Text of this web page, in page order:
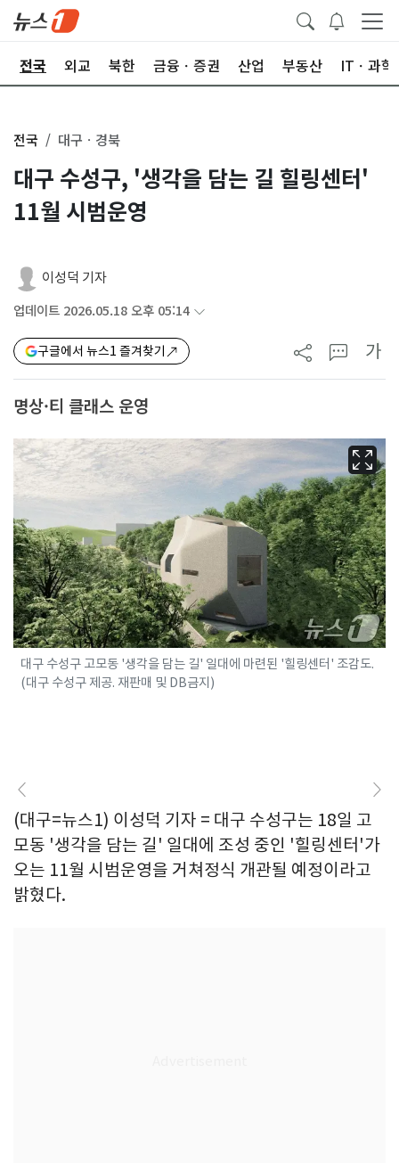
전국 외교 북한 금융ㆍ증권 산업 부동산 ITㆍ과학
전국 대구ㆍ경북
대구 수성구, '생각을 담는 길 힐링센터'
11월 시범운영
이성덕 기자
업데이트 2026.05.18 오후 05:14
구글에서 뉴스1 즐겨찾기 가
명상·티 클래스 운영
대구 수성구 고모동 '생각을 담는 길' 일대에 마련된 '힐링센터' 조감도.
(대구 수성구 제공. 재판매 및 DB금지)
(대구=뉴스1) 이성덕 기자 = 대구 수성구는 18일 고
모동 '생각을 담는 길' 일대에 조성 중인 '힐링센터'가
오는 11월 시범운영을 거쳐정식 개관될 예정이라고
밝혔다.